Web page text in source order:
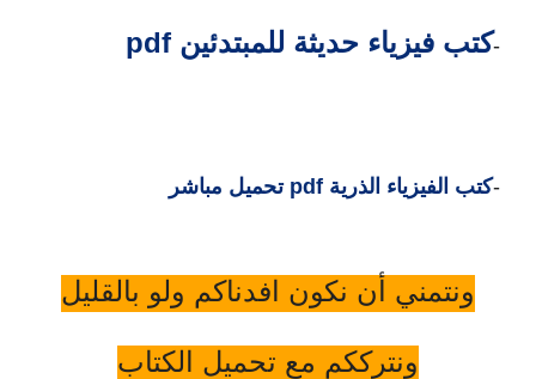
كتب فيزياء حديثة للمبتدئين pdf
كتب الفيزياء الذرية pdf تحميل مباشر
ونتمني أن نكون افدناكم ولو بالقليل
ونترككم مع تحميل الكتاب